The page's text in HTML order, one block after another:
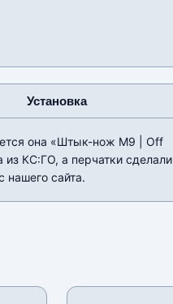
Установка
она «Штык-нож M9 | Off
из КС:ГО, а перчатки сделали
сайта.